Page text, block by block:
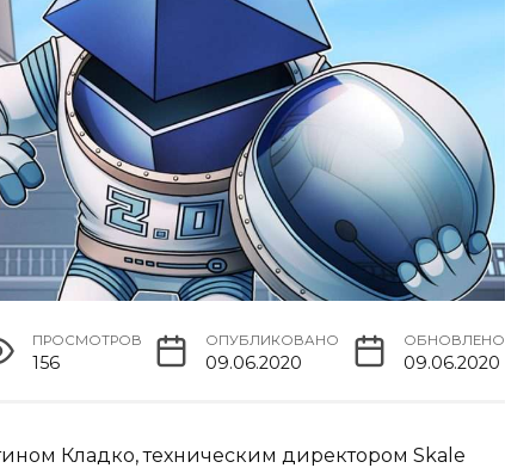
ПРОСМОТРОВ
156
ОПУБЛИКОВАНО
09.06.2020
ОБНОВЛЕНО
09.06.2020
Кладко, техническим директором Skale